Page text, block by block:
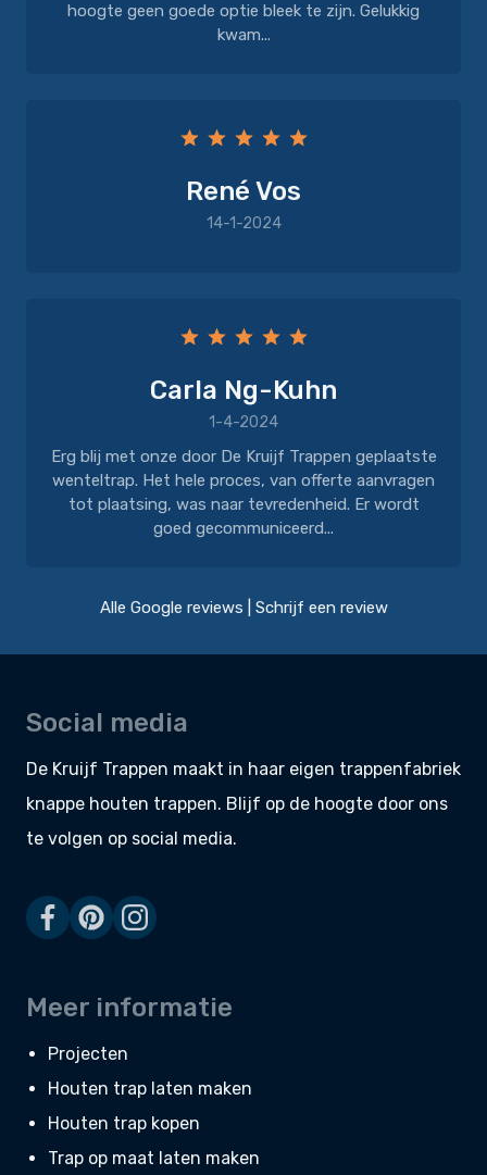
hoogte geen goede optie bleek te zijn. Gelukkig
kwam...
René Vos
14-1-2024
Carla Ng-Kuhn
1-4-2024
Erg blij met onze door De Kruijf Trappen geplaatste
wenteltrap. Het hele proces, van offerte aanvragen
tot plaatsing, was naar tevredenheid. Er wordt
goed gecommuniceerd...
Alle Google reviews Schrijf een review
Social media
De Kruijf Trappen maakt in haar eigen trappenfabriek
knappe houten trappen. Blijf op de hoogte door ons
te volgen op social media.
Meer informatie
Projecten
Houten trap laten maken
Houten trap kopen
Trap op maat laten maken